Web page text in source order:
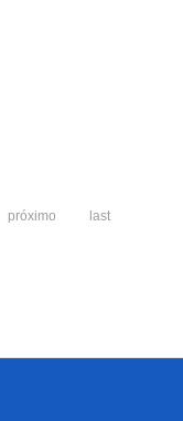
próximo last